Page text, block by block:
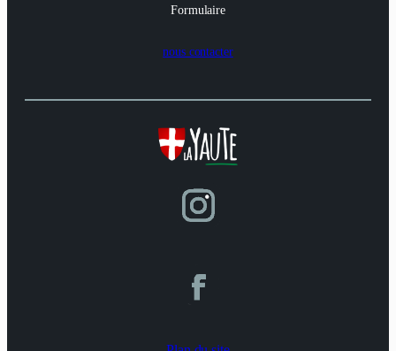
Formulaire
nous contacter